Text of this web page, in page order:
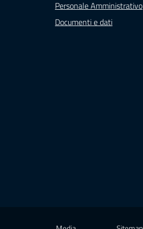
Personale Amministrativo
Documenti e dati